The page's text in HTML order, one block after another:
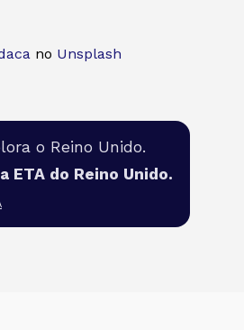
no Unsplash
o Reino Unido.
ETA do Reino Unido.